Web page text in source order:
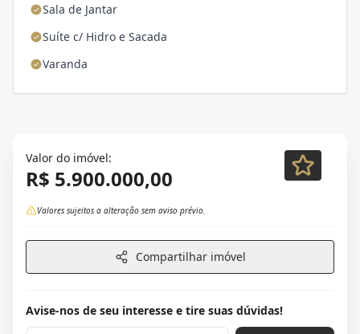
Sala de Jantar
Suíte c/ Hidro e Sacada
Varanda
Valor do imóvel:
R$ 5.900.000,00
Valores sujeitos a alteração sem aviso prévio.
Compartilhar imóvel
Avise-nos de seu interesse e tire suas dúvidas!